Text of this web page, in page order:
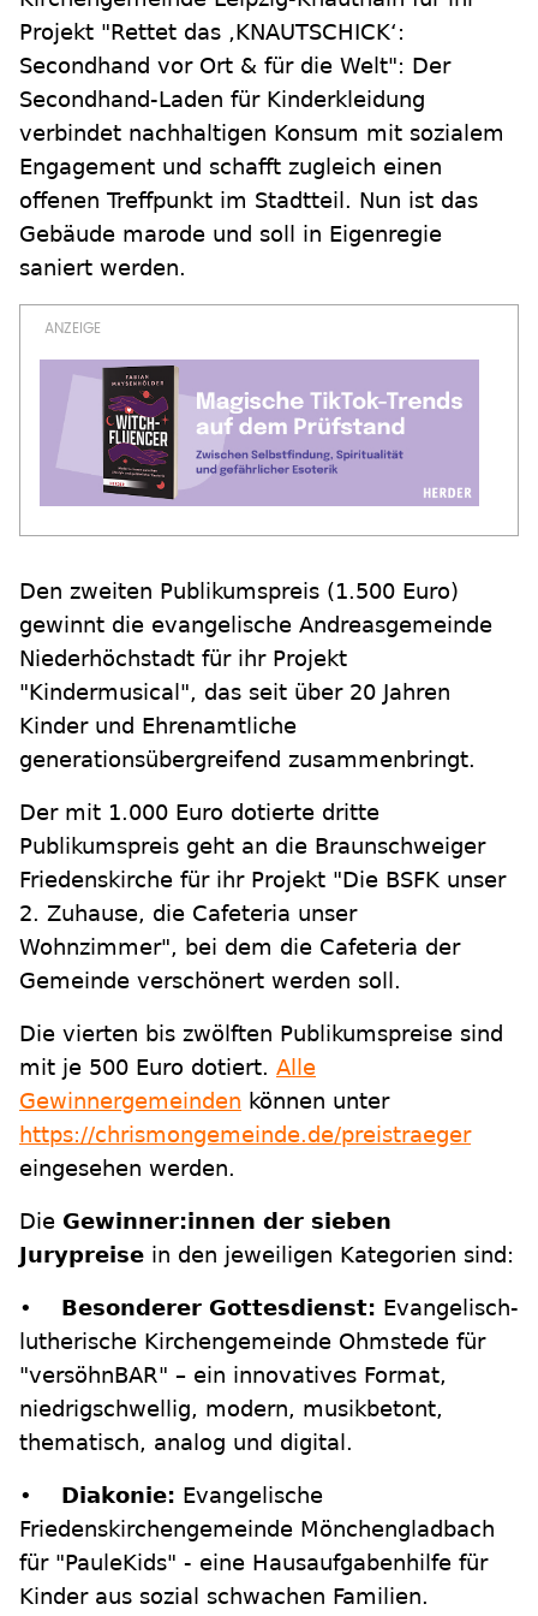
Projekt "Rettet das ‚KNAUTSCHICK‘:
Secondhand vor Ort & für die Welt": Der
Secondhand-Laden für Kinderkleidung
verbindet nachhaltigen Konsum mit sozialem
Engagement und schafft zugleich einen
offenen Treffpunkt im Stadtteil. Nun ist das
Gebäude marode und soll in Eigenregie
saniert werden.
Den zweiten Publikumspreis (1.500 Euro)
gewinnt die evangelische Andreasgemeinde
Niederhöchstadt für ihr Projekt
"Kindermusical", das seit über 20 Jahren
Kinder und Ehrenamtliche
generationsübergreifend zusammenbringt.
Der mit 1.000 Euro dotierte dritte
Publikumspreis geht an die Braunschweiger
Friedenskirche für ihr Projekt "Die BSFK unser
2. Zuhause, die Cafeteria unser
Wohnzimmer", bei dem die Cafeteria der
Gemeinde verschönert werden soll.
Die vierten bis zwölften Publikumspreise sind
mit je 500 Euro dotiert. Alle
Gewinnergemeinden können unter
https://chrismongemeinde.de/preistraeger
eingesehen werden.
Die Gewinner:innen der sieben
Jurypreise in den jeweiligen Kategorien sind:
• Besonderer Gottesdienst: Evangelisch-
lutherische Kirchengemeinde Ohmstede für
"versöhnBAR" – ein innovatives Format,
niedrigschwellig, modern, musikbetont,
thematisch, analog und digital.
• Diakonie: Evangelische
Friedenskirchengemeinde Mönchengladbach
für "PauleKids" - eine Hausaufgabenhilfe für
Kinder aus sozial schwachen Familien.